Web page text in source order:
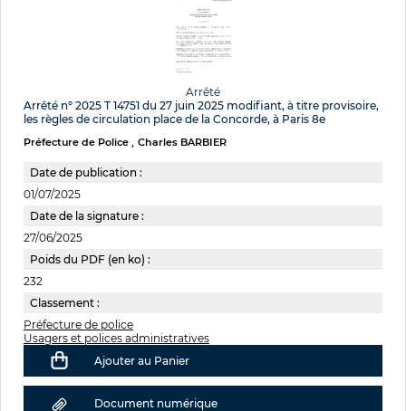
Arrêté
Arrêté n° 2025 T 14751 du 27 juin 2025 modifiant, à titre provisoire,
les règles de circulation place de la Concorde, à Paris 8e
Préfecture de Police Charles BARBIER
Date de publication :
01/07/2025
Date de la signature :
27/06/2025
Poids du PDF (en ko) :
232
Classement :
Préfecture de police
Usagers et polices administratives
Ajouter au Panier
Document numérique